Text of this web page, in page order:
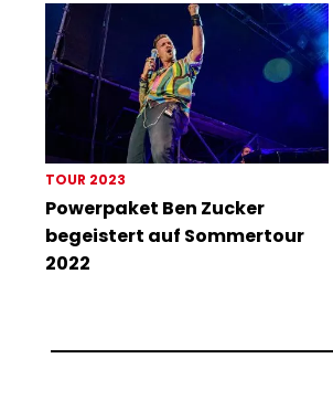
TOUR 2023
Powerpaket Ben Zucker
begeistert auf Sommertour
2022